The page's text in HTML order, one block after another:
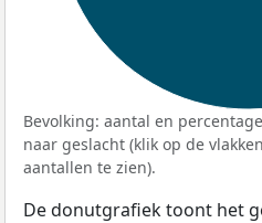
Bevolking: aantal en
naar geslacht (klik op de
aantallen te zien).
De donutgrafiek toont het